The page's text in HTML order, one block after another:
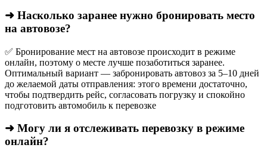
➜ Насколько заранее нужно бронировать место
на автовозе?
✅ Бронирование мест на автовозе происходит в режиме
онлайн, поэтому о месте лучше позаботиться заранее.
Оптимальный вариант — забронировать автовоз за 5–10 дней
до желаемой даты отправления: этого времени достаточно,
чтобы подтвердить рейс, согласовать погрузку и спокойно
подготовить автомобиль к перевозке
➜ Могу ли я отслеживать перевозку в режиме
онлайн?